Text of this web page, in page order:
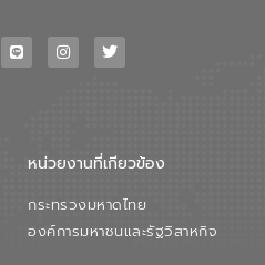
เพื่อสนับสนุนการพัฒนาเมืองอย่างยั่งยืน
ขณะที่ นายบดินทร์ อุดล กรรมการผู้อำนวย
สมดุลทางเศรษฐกิจและสิ่งแวดล้อมได้อย่าง
ภาคเอกชนในครั้งนี้ นับเป็นก้าวสำคัญของ
องค์การจัดการน้ำเสีย (อจน.) ในการร่วมวาง
หน่วยงานที่เกียวข้อง
กระทรวงมหาดไทย
องค์การมหาชนและรัฐวิสาหกิจ